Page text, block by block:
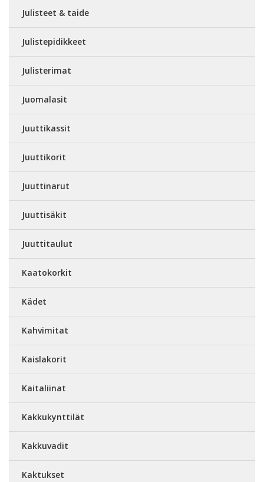
Julisteet & taide
Julistepidikkeet
Julisterimat
Juomalasit
Juuttikassit
Juuttikorit
Juuttinarut
Juuttisäkit
Juuttitaulut
Kaatokorkit
Kädet
Kahvimitat
Kaislakorit
Kaitaliinat
Kakkukynttilät
Kakkuvadit
Kaktukset